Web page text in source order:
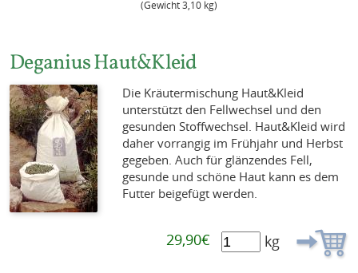
(Gewicht 3,10 kg)
Deganius Haut&Kleid
Die Kräutermischung Haut&Kleid
unterstützt den Fellwechsel und den
gesunden Stoffwechsel. Haut&Kleid wird
daher vorrangig im Frühjahr und Herbst
gegeben. Auch für glänzendes Fell,
gesunde und schöne Haut kann es dem
Futter beigefügt werden.
29,90€ kg